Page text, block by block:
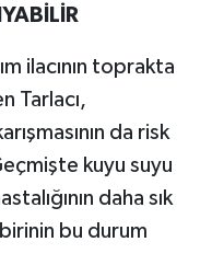
ilacının toprakta
Tarlacı,
da risk
kuyu suyu
daha sık
bu durum